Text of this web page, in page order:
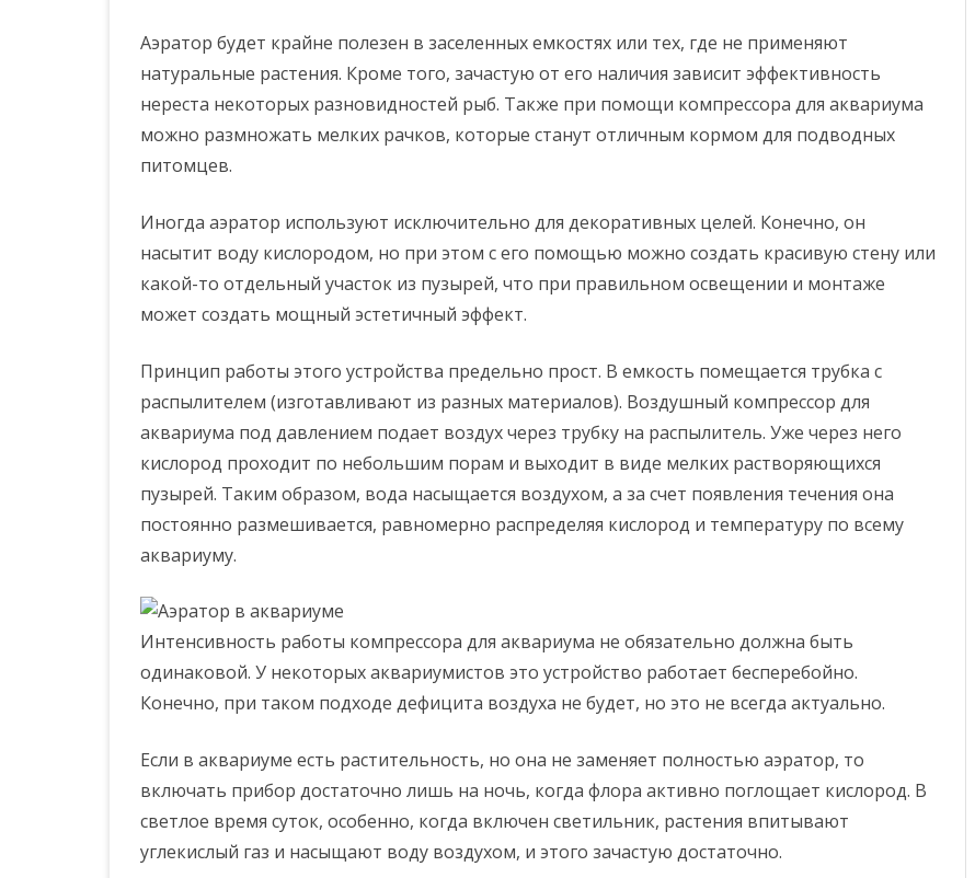
Аэратор будет крайне полезен в заселенных емкостях или тех, где не применяют
натуральные растения. Кроме того, зачастую от его наличия зависит эффективность
нереста некоторых разновидностей рыб. Также при помощи компрессора для аквариума
можно размножать мелких рачков, которые станут отличным кормом для подводных
питомцев.
Иногда аэратор используют исключительно для декоративных целей. Конечно, он
насытит воду кислородом, но при этом с его помощью можно создать красивую стену или
какой-то отдельный участок из пузырей, что при правильном освещении и монтаже
может создать мощный эстетичный эффект.
Принцип работы этого устройства предельно прост. В емкость помещается трубка с
распылителем (изготавливают из разных материалов). Воздушный компрессор для
аквариума под давлением подает воздух через трубку на распылитель. Уже через него
кислород проходит по небольшим порам и выходит в виде мелких растворяющихся
пузырей. Таким образом, вода насыщается воздухом, а за счет появления течения она
постоянно размешивается, равномерно распределяя кислород и температуру по всему
аквариуму.
Интенсивность работы компрессора для аквариума не обязательно должна быть
одинаковой. У некоторых аквариумистов это устройство работает бесперебойно.
Конечно, при таком подходе дефицита воздуха не будет, но это не всегда актуально.
Если в аквариуме есть растительность, но она не заменяет полностью аэратор, то
включать прибор достаточно лишь на ночь, когда флора активно поглощает кислород. В
светлое время суток, особенно, когда включен светильник, растения впитывают
углекислый газ и насыщают воду воздухом, и этого зачастую достаточно.